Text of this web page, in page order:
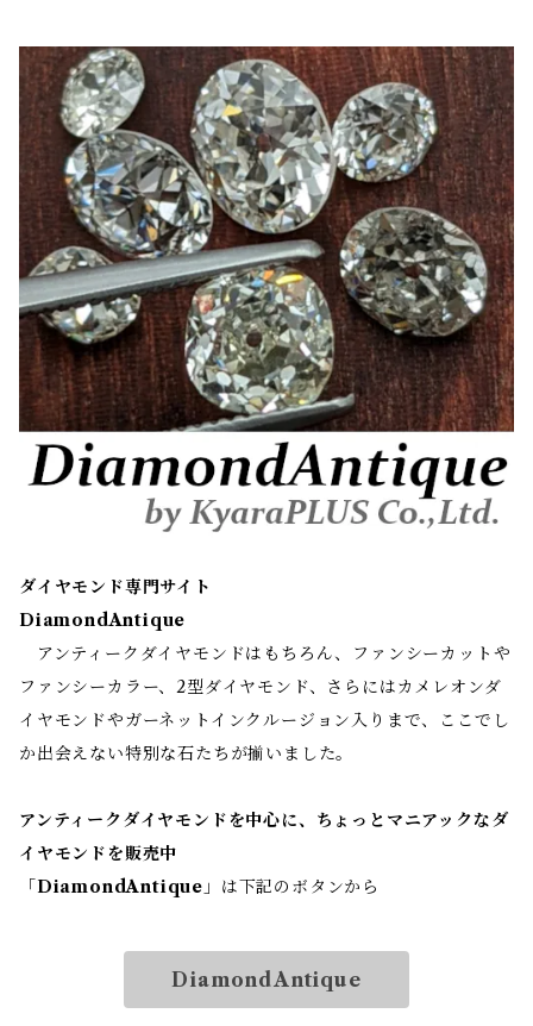
ダイヤモンド専門サイト
DiamondAntique
アンティークダイヤモンドはもちろん、ファンシーカットや
ファンシーカラー、2型ダイヤモンド、さらにはカメレオンダ
イヤモンドやガーネットインクルージョン入りまで、ここでし
か出会えない特別な石たちが揃いました。
アンティークダイヤモンドを中心に、ちょっとマニアックなダ
イヤモンドを販売中
「 DiamondAntique 」は下記のボタンから
DiamondAntique